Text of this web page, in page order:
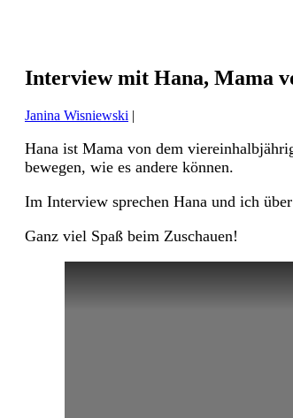
Interview mit Hana, Mama
Janina Wisniewski |
Hana ist Mama von dem
bewegen, wie es andere können.
Im Interview sprechen Hana und ich
Ganz viel Spaß beim Zuschauen!